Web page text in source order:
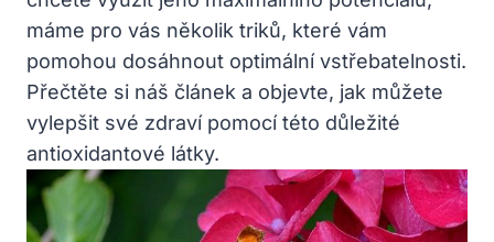
⁤máme pro ‍vás několik ‌triků, které vám⁣
pomohou dosáhnout optimální vstřebatelnosti.
Přečtěte si náš článek a objevte, jak můžete⁣
vylepšit své zdraví pomocí této důležité
antioxidantové látky.